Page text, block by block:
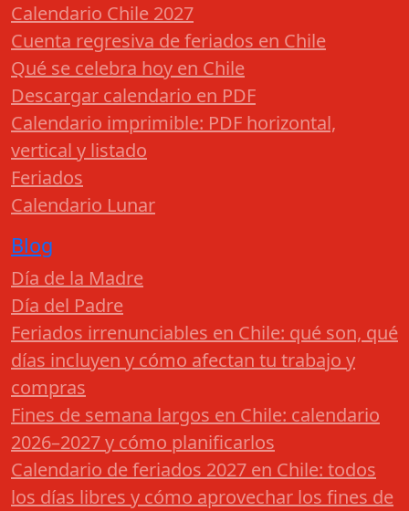
Calendario Chile 2027
Cuenta regresiva de feriados en Chile
Qué se celebra hoy en Chile
Descargar calendario en PDF
Calendario imprimible: PDF horizontal,
vertical y listado
Feriados
Calendario Lunar
Blog
Día de la Madre
Día del Padre
Feriados irrenunciables en Chile: qué son, qué
días incluyen y cómo afectan tu trabajo y
compras
Fines de semana largos en Chile: calendario
2026–2027 y cómo planificarlos
Calendario de feriados 2027 en Chile: todos
los días libres y cómo aprovechar los fines de